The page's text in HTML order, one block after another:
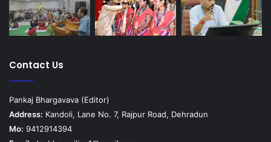
Contact Us
Pankaj Bhargavava (Editor)
Address: Kandoli, Lane No. 7, Rajpur Road, Dehradun
Mo: 9412914394